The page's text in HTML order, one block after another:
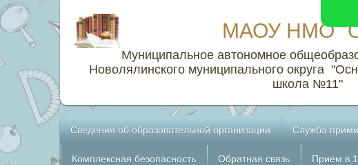
МАОУ НМО
Муниципальное автономное
Новолялинского муниципального округа
школа №11"
Сведения об образовательной организации Служба
Комплексная безопасность Обратная связь Прием в